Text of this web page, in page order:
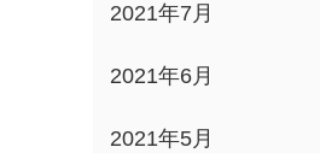
2021年7月
2021年6月
2021年5月